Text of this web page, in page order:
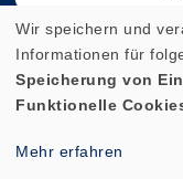
Cookie
Wir speichern und
Informationen für
Speicherung von
Funktionelle
Mehr erfahren